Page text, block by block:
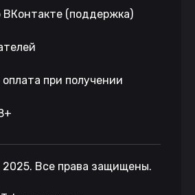
(поддержка)
при получении
2025. Все права защищены.